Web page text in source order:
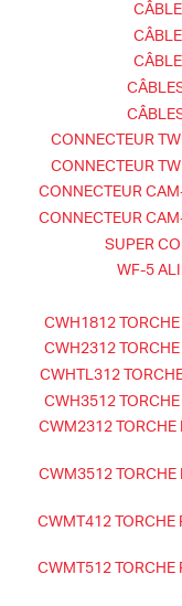
CONNECTEUR
CONNECTEUR
CONNECTEUR
CONNECTEUR
SUPER
WF-5
CWH1812
CWH2312
CWHTL312
CWH3512
CWM2312 TORCHE
CWM3512 TORCHE
CWMT412 TORCHE
CWMT512 TORCHE